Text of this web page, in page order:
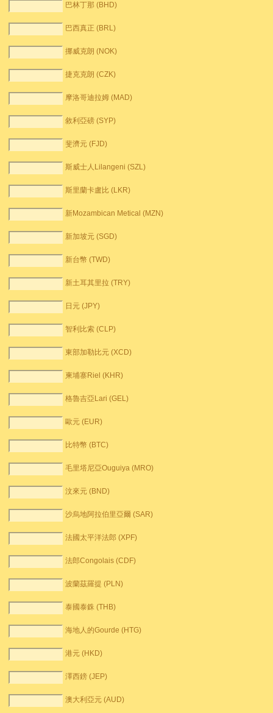
巴林丁那 (BHD)
巴西真正 (BRL)
挪威克朗 (NOK)
捷克克朗 (CZK)
摩洛哥迪拉姆 (MAD)
敘利亞磅 (SYP)
斐濟元 (FJD)
斯威士人Lilangeni (SZL)
斯里蘭卡盧比 (LKR)
新Mozambican Metical (MZN)
新加坡元 (SGD)
新台幣 (TWD)
新土耳其里拉 (TRY)
日元 (JPY)
智利比索 (CLP)
東部加勒比元 (XCD)
柬埔寨Riel (KHR)
格魯吉亞Lari (GEL)
歐元 (EUR)
比特幣 (BTC)
毛里塔尼亞Ouguiya (MRO)
汶來元 (BND)
沙烏地阿拉伯里亞爾 (SAR)
法國太平洋法郎 (XPF)
法郎Congolais (CDF)
波蘭茲羅提 (PLN)
泰國泰銖 (THB)
海地人的Gourde (HTG)
港元 (HKD)
澤西鎊 (JEP)
澳大利亞元 (AUD)